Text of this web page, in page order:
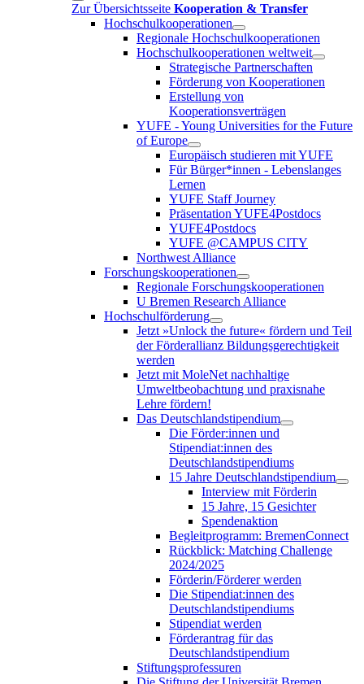
Zur Übersichtsseite Kooperation & Transfer
Hochschulkooperationen
Regionale Hochschulkooperationen
Hochschulkooperationen weltweit
Strategische Partnerschaften
Förderung von Kooperationen
Erstellung von
Kooperationsverträgen
YUFE - Young Universities for the Future
of Europe
Europäisch studieren mit YUFE
Für Bürger*innen - Lebenslanges
Lernen
YUFE Staff Journey
Präsentation YUFE4Postdocs
YUFE4Postdocs
YUFE @CAMPUS CITY
Northwest Alliance
Forschungskooperationen
Regionale Forschungskooperationen
U Bremen Research Alliance
Hochschulförderung
Jetzt »Unlock the future« fördern und Teil
der Förderallianz Bildungsgerechtigkeit
werden
Jetzt mit MoleNet nachhaltige
Umweltbeobachtung und praxisnahe
Lehre fördern!
Das Deutschlandstipendium
Die Förder:innen und
Stipendiat:innen des
Deutschlandstipendiums
15 Jahre Deutschlandstipendium
Interview mit Förderin
15 Jahre, 15 Gesichter
Spendenaktion
Begleitprogramm: BremenConnect
Rückblick: Matching Challenge
2024/2025
Förderin/Förderer werden
Die Stipendiat:innen des
Deutschlandstipendiums
Stipendiat werden
Förderantrag für das
Deutschlandstipendium
Stiftungsprofessuren